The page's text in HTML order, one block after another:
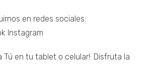
en redes sociales:
Instagram
Tú en tu tablet o celular!: Disfruta la